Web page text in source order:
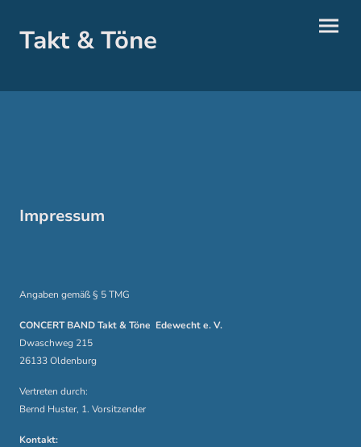
Takt & Töne
Impressum
Angaben gemäß § 5 TMG
CONCERT BAND Takt & Töne Edewecht e. V.
Dwaschweg 215
26133 Oldenburg
Vertreten durch:
Bernd Huster, 1. Vorsitzender
Kontakt: